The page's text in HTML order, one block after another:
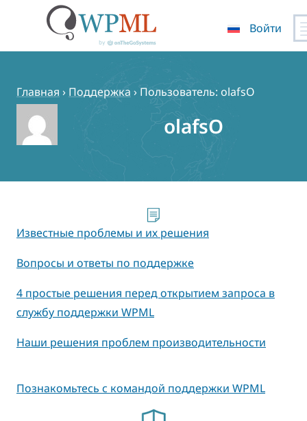
содержимому
Войти
Главная › Поддержка › Пользователь: olafsO
olafsO
Известные проблемы и их решения
Вопросы и ответы по поддержке
4 простые решения перед открытием запроса в
службу поддержки WPML
Наши решения проблем производительности
Познакомьтесь с командой поддержки WPML